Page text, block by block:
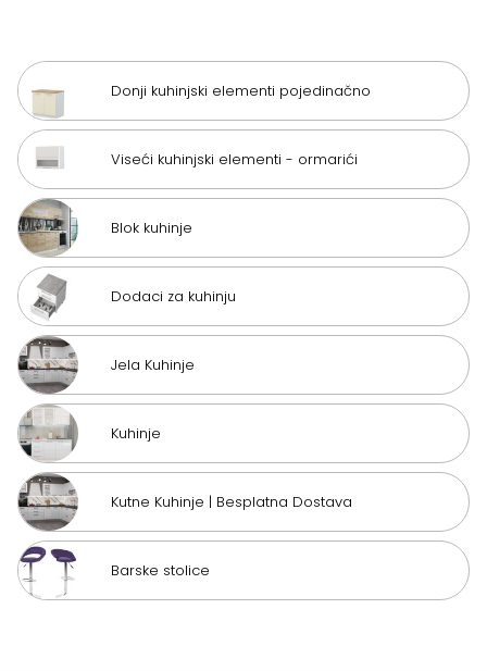
Donji kuhinjski elementi pojedinačno
Viseći kuhinjski elementi - ormarići
Blok kuhinje
Dodaci za kuhinju
Jela Kuhinje
Kuhinje
Kutne Kuhinje | Besplatna Dostava
Barske stolice